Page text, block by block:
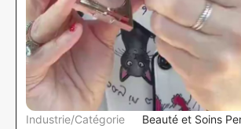
Industrie/Catégorie
Beauté et Soins